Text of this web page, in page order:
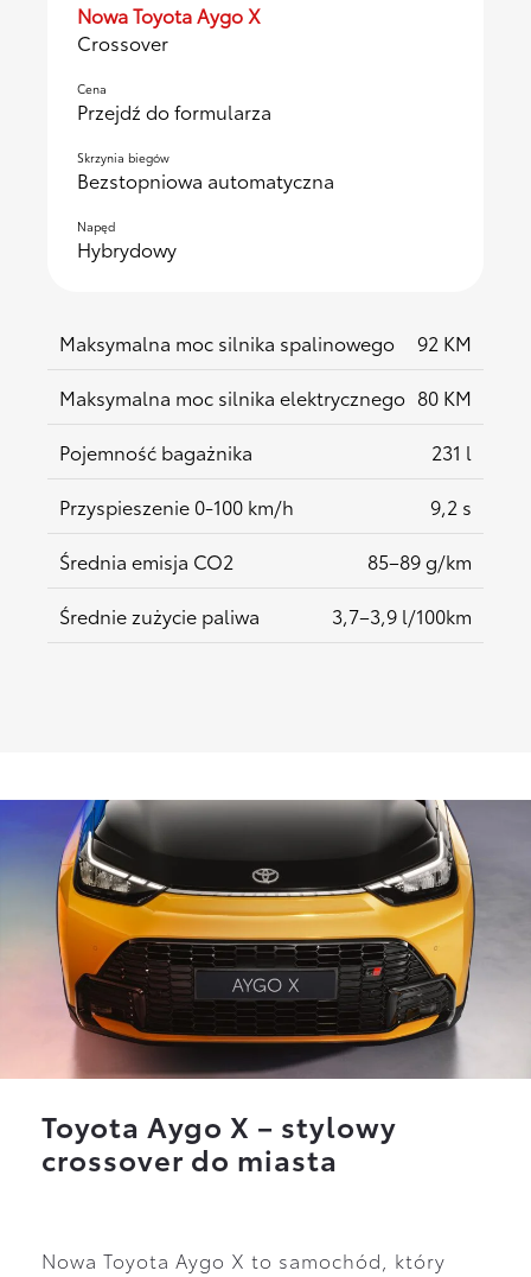
Nowa Toyota Aygo X
Crossover
Cena
Przejdź do formularza
Skrzynia biegów
Bezstopniowa automatyczna
Napęd
Hybrydowy
Maksymalna moc silnika spalinowego
92 KM
Maksymalna moc silnika elektrycznego 80 KM
Pojemność bagażnika
231 l
Przyspieszenie 0-100 km/h
9,2 s
Średnia emisja CO2
85–89 g/km
Średnie zużycie paliwa
3,7–3,9 l/100km
Toyota Aygo X – stylowy
crossover do miasta
Nowa Toyota Aygo X to samochód, który